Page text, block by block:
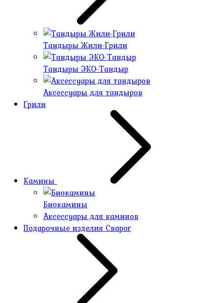
Тандыры Жили-Грили
Тандыры ЭКО-Тандыр
Аксессуары для тандыров
Грили
Камины
Биокамины
Аксессуары для каминов
Подарочные изделия Сварог